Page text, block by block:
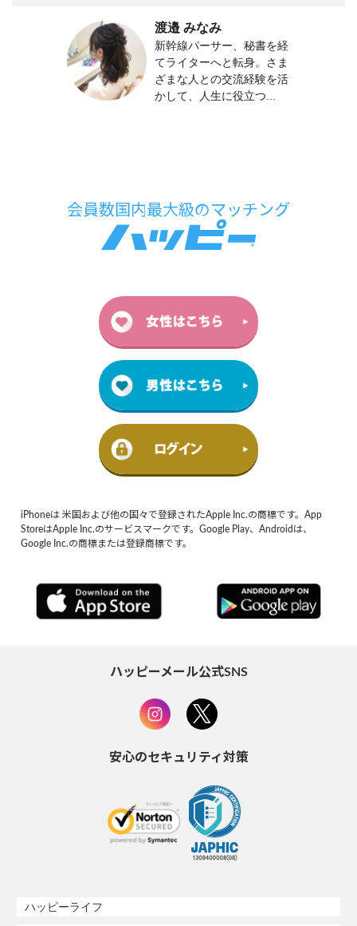
渡邉 みなみ
新幹線パーサー、秘書を経
てライターへと転身。さま
ざまな人との交流経験を活
かして、人生に役立つ...
iPhoneは 米国および他の国々で登録されたApple Inc.の商標です。App
StoreはApple Inc.のサービスマークです。Google Play、Androidは、
Google Inc.の商標または登録商標です。
ハッピーメール公式SNS
安心のセキュリティ対策
ハッピーライフ